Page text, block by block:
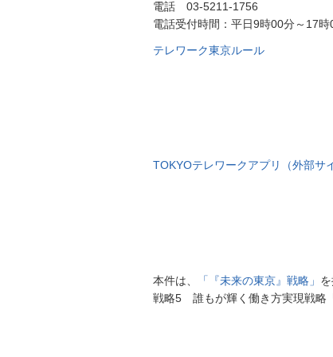
電話 03-5211-1756
電話受付時間：平日9時00分～17
テレワーク東京ルール
TOKYOテレワークアプリ（外部サ
本件は、 「『未来の東京』戦略」
戦略5 誰もが輝く働き方実現戦略